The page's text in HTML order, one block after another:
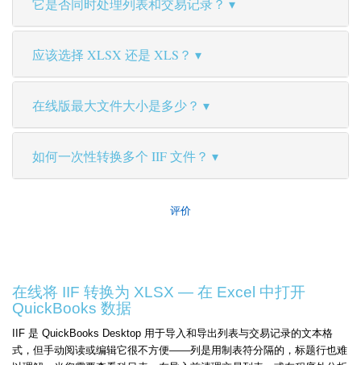
它是否同时处理列表和交易记录？
应该选择 XLSX 还是 XLS？
在线版最大文件大小是多少？
如何一次性转换多个 IIF 文件？
评价
在线将 IIF 转换为 XLSX — 在 Excel 中打开
QuickBooks 数据
IIF 是 QuickBooks Desktop 用于导入和导出列表与交易记录的文本格
式，但手动阅读或编辑它很不方便——列是用制表符分隔的，标题行也难